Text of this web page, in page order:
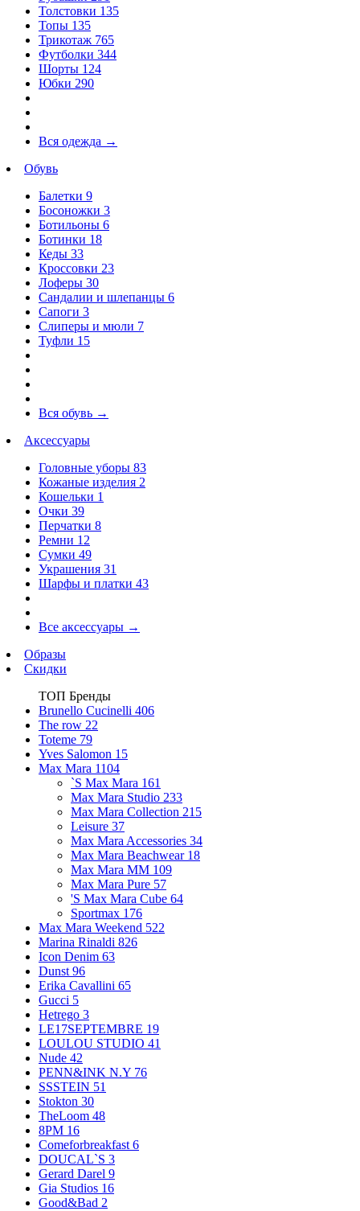
Толстовки 135
Топы 135
Трикотаж 765
Футболки 344
Шорты 124
Юбки 290
Вся одежда →
Обувь
Балетки 9
Босоножки 3
Ботильоны 6
Ботинки 18
Кеды 33
Кроссовки 23
Лоферы 30
Сандалии и шлепанцы 6
Сапоги 3
Слиперы и мюли 7
Туфли 15
Вся обувь →
Аксессуары
Головные уборы 83
Кожаные изделия 2
Кошельки 1
Очки 39
Перчатки 8
Ремни 12
Сумки 49
Украшения 31
Шарфы и платки 43
Все аксессуары →
Образы
Скидки
ТОП Бренды
Brunello Cucinelli 406
The row 22
Toteme 79
Yves Salomon 15
Max Mara 1104
`S Max Mara 161
Max Mara Studio 233
Max Mara Collection 215
Leisure 37
Max Mara Accessories 34
Max Mara Beachwear 18
Max Mara MM 109
Max Mara Pure 57
'S Max Mara Cube 64
Sportmax 176
Max Mara Weekend 522
Marina Rinaldi 826
Icon Denim 63
Dunst 96
Erika Cavallini 65
Gucci 5
Hetrego 3
LE17SEPTEMBRE 19
LOULOU STUDIO 41
Nude 42
PENN&INK N.Y 76
SSSTEIN 51
Stokton 30
TheLoom 48
8PM 16
Comeforbreakfast 6
DOUCAL`S 3
Gerard Darel 9
Gia Studios 16
Good&Bad 2